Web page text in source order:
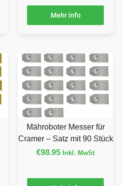
Mehr info
Mähroboter Messer für
Cramer – Satz mit 90 Stück
€98.95 Inkl. MwSt